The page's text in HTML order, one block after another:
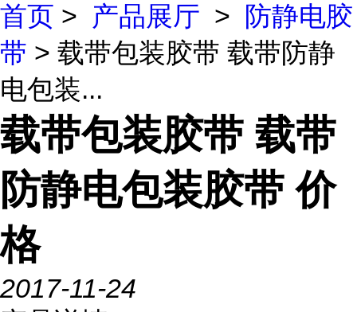
首页 > 产品展厅 >
防静电胶
带 > 载带包装胶带 载带防静
电包装...
载带包装胶带 载带
防静电包装胶带 价
格
2017-11-24